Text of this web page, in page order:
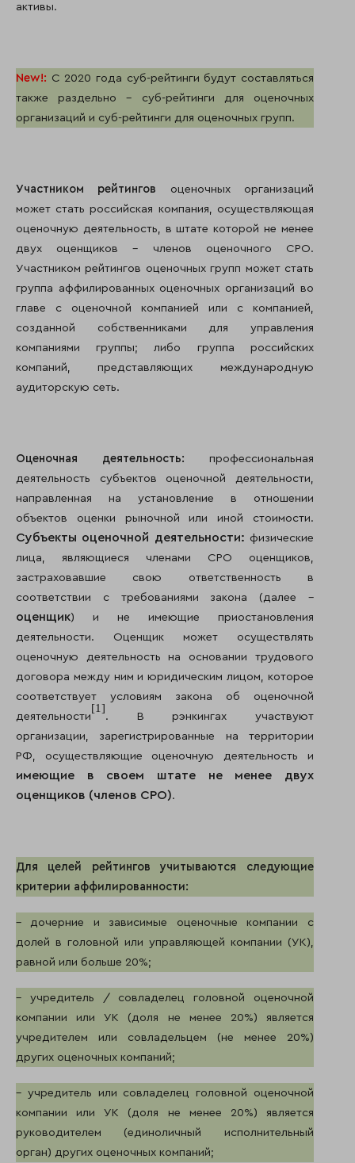
активы.
New!: С 2020 года суб-рейтинги будут составляться
также раздельно – суб-рейтинги для оценочных
организаций и суб-рейтинги для оценочных групп.
Участником рейтингов оценочных организаций
может стать российская компания, осуществляющая
оценочную деятельность, в штате которой не менее
двух оценщиков – членов оценочного СРО.
Участником рейтингов оценочных групп может стать
группа аффилированных оценочных организаций во
главе с оценочной компанией или с компанией,
созданной собственниками для управления
компаниями группы; либо группа российских
компаний, представляющих международную
аудиторскую сеть.
Оценочная деятельность: профессиональная
деятельность субъектов оценочной деятельности,
направленная на установление в отношении
объектов оценки рыночной или иной стоимости.
Субъекты оценочной деятельности: физические
лица, являющиеся членами СРО оценщиков,
застраховавшие свою ответственность в
соответствии с требованиями закона (далее –
оценщик) и не имеющие приостановления
деятельности. Оценщик может осуществлять
оценочную деятельность на основании трудового
договора между ним и юридическим лицом, которое
соответствует условиям закона об оценочной
деятельности
[1]
. В рэнкингах участвуют
организации, зарегистрированные на территории
РФ, осуществляющие оценочную деятельность и
имеющие в своем штате не менее двух
оценщиков (членов СРО).
Для целей рейтингов учитываются следующие
критерии аффилированности:
– дочерние и зависимые оценочные компании с
долей в головной или управляющей компании (УК),
равной или больше 20%;
– учредитель / совладелец головной оценочной
компании или УК (доля не менее 20%) является
учредителем или совладельцем (не менее 20%)
других оценочных компаний;
– учредитель или совладелец головной оценочной
компании или УК (доля не менее 20%) является
руководителем (единоличный исполнительный
орган) других оценочных компаний;